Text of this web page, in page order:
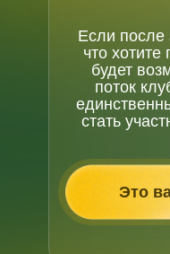
Если после
что
будет
поток
стать
Это